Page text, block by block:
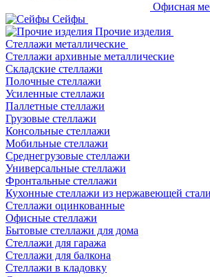
Офисная
Сейфы
Прочие изделия
Стеллажи металлические
Cтеллажи архивные металлические
Складские стеллажи
Полочные стеллажи
Усиленные стеллажи
Паллетные стеллажи
Грузовые стеллажи
Консольные стеллажи
Мобильные стеллажи
Среднегрузовые стеллажи
Универсальные стеллажи
Фронтальные стеллажи
Кухонные стеллажи из нержавеющей стали
Стеллажи оцинкованные
Офисные стеллажи
Бытовые стеллажи для дома
Стеллажи для гаража
Стеллажи для балкона
Стеллажи в кладовку